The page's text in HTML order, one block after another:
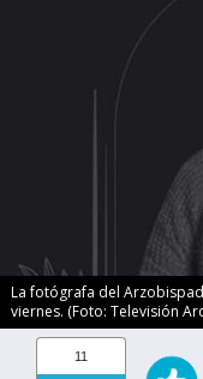
La fotógrafa del
viernes. (Foto: Televisión
11